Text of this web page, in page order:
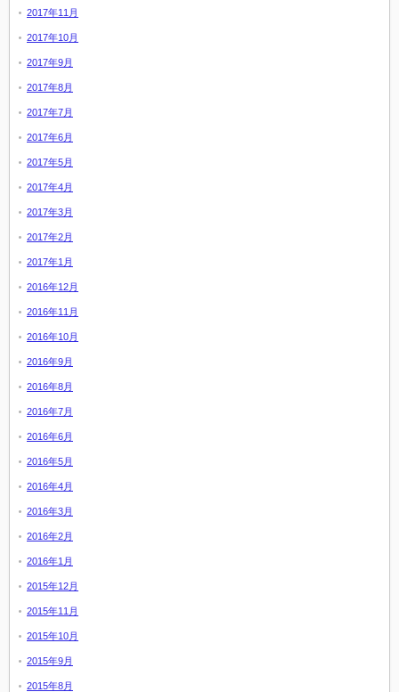
2017年11月
2017年10月
2017年9月
2017年8月
2017年7月
2017年6月
2017年5月
2017年4月
2017年3月
2017年2月
2017年1月
2016年12月
2016年11月
2016年10月
2016年9月
2016年8月
2016年7月
2016年6月
2016年5月
2016年4月
2016年3月
2016年2月
2016年1月
2015年12月
2015年11月
2015年10月
2015年9月
2015年8月